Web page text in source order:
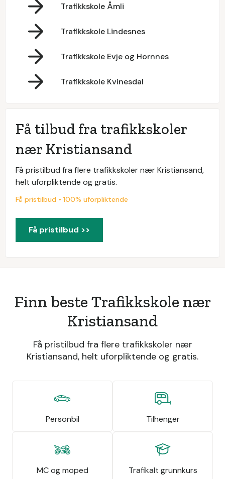
Trafikkskole Åmli
Trafikkskole Lindesnes
Trafikkskole Evje og Hornnes
Trafikkskole Kvinesdal
Få tilbud fra trafikkskoler
nær Kristiansand
Få pristilbud fra flere trafikkskoler nær Kristiansand,
helt uforpliktende og gratis.
Få pristilbud • 100% uforpliktende
Få pristilbud >>
Finn beste Trafikkskole nær
Kristiansand
Få pristilbud fra flere trafikkskoler nær
Kristiansand, helt uforpliktende og gratis.
Personbil Tilhenger
MC og moped Trafikalt grunnkurs